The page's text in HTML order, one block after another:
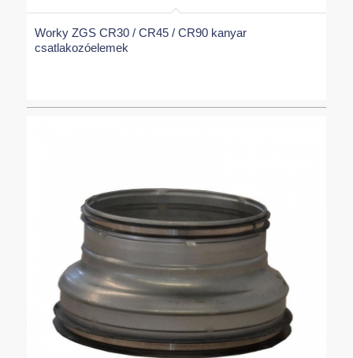
Worky ZGS CR30 / CR45 / CR90 kanyar
csatlakozóelemek